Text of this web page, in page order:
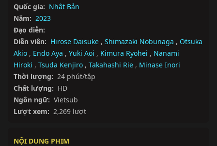
Quốc gia: Nhật Bản
Năm: 2023
Đạo diễn:
Diễn viên: Hirose Daisuke , Shimazaki Nobunaga , Otsuka
Akio , Endo Aya , Yuki Aoi , Kimura Ryohei , Nanami
Hiroki , Tsuda Kenjiro , Takahashi Rie , Minase Inori
Thời lượng: 24 phút/tập
Chất lượng: HD
Ngôn ngữ: Vietsub
Lượt xem: 2,269 lượt
NỘI DUNG PHIM